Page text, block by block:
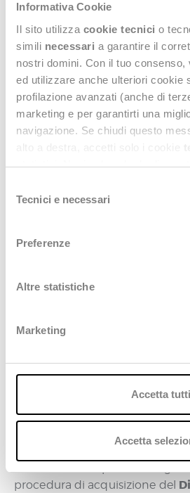
Informativa Cookie
Il sito utilizza cookie tecnici o
simili necessari a garantire il
nostri domini. Con il tuo
ed utilizzare anche ulteriori cookie
profilazione avanzati (anche di
marketing e per garantirti una
navigazione. Se chiudi questo
statistici. Naviga le schede di
maggiori informazioni consulta
n
Tecnici e necessari
Preferenze
Altre statistiche
Marketing
Accetta tutti
Accetta
sistemi informativi della sanità
Regione Puglia è stato
piattaforma opensource WSO2
molteplicità dei servizi forniti
malfunzionamenti legati ai
interoperabilitàcon le altre
FSE. Nel periodo di massima
procedura di acquisizione del